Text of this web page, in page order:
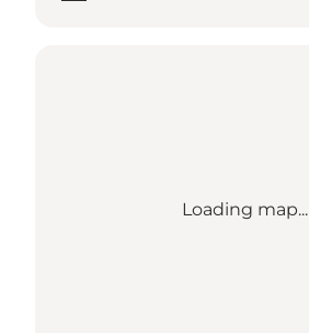
Loading map...